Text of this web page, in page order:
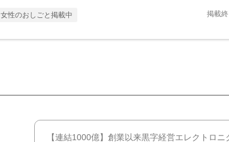
女性のおしごと掲載中 掲載
【連結1000億】創業以来黒字経営エレクトロニ